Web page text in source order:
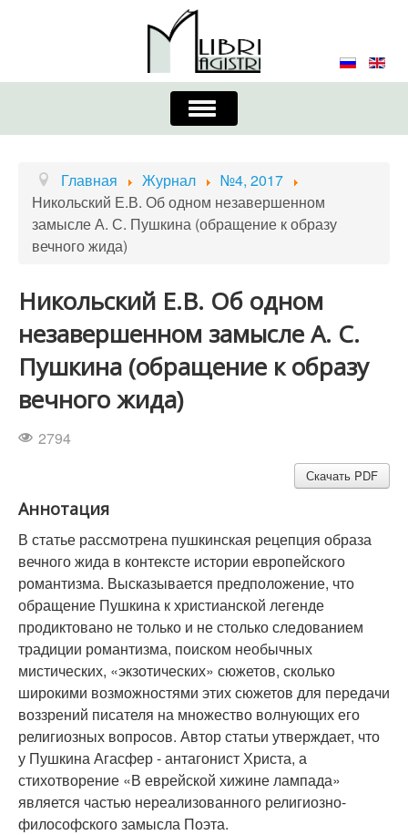
Включить/
выключить
навигацию
Журнал
Требования к оформлению
Порядок приема и публикации
Издательская этика
Список авторов
Устав
Главная Журнал
№4, 2017
Никольский Е.В. Об одном незавершенном
замысле А. С. Пушкина (обращение к образу
вечного жида)
Никольский Е.В. Об одном
незавершенном замысле А. С.
Пушкина (обращение к образу
вечного жида)
2794
Скачать PDF
Аннотация
В статье рассмотрена пушкинская рецепция образа
вечного жида в контексте истории европейского
романтизма. Высказывается предположение, что
обращение Пушкина к христианской легенде
продиктовано не только и не столько следованием
традиции романтизма, поиском необычных
мистических, «экзотических» сюжетов, сколько
широкими возможностями этих сюжетов для передачи
воззрений писателя на множество волнующих его
религиозных вопросов. Автор статьи утверждает, что
у Пушкина Агасфер - антагонист Христа, а
стихотворение «В еврейской хижине лампада»
является частью нереализованного религиозно-
философского замысла Поэта.